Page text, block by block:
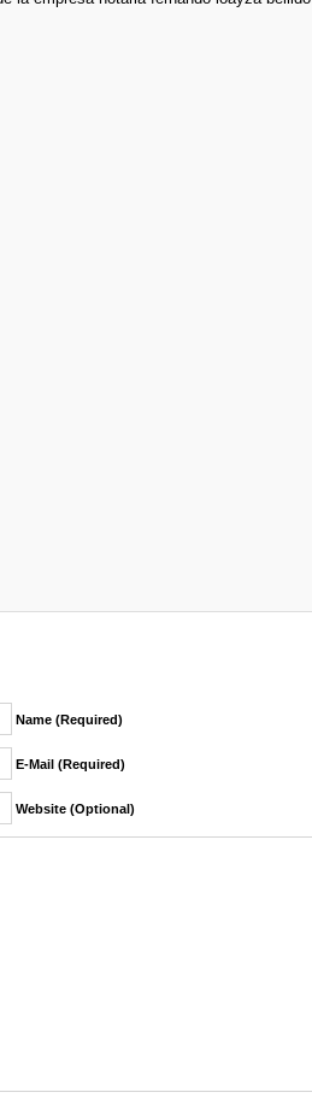
Name (required)
E-Mail (required)
Website (Optional)